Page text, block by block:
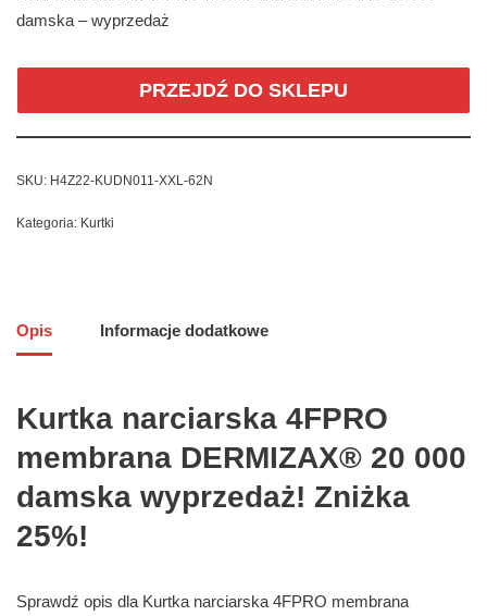
damska – wyprzedaż
PRZEJDŹ DO SKLEPU
SKU: H4Z22-KUDN011-XXL-62N
Kategoria: Kurtki
Opis Informacje dodatkowe
Kurtka narciarska 4FPRO
membrana DERMIZAX® 20 000
damska wyprzedaż! Zniżka
25%!
Sprawdź opis dla Kurtka narciarska 4FPRO membrana